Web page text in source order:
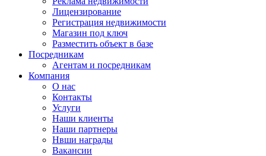
Лицензирование
Регистрация недвижимости
Магазин под ключ
Разместить объект в базе
Посредникам
Агентам и посредникам
Компания
О нас
Контакты
Услуги
Наши клиенты
Наши партнеры
Нвши награды
Вакансии